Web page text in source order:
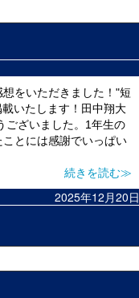
をいただきました！"短
いたします！田中翔大
ございました。1年生の
とには感謝でいっぱい
続きを読む≫
2025年12月20日